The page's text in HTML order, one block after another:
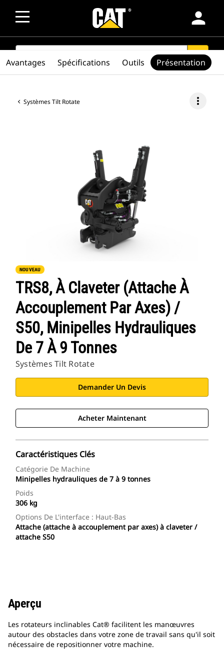
person
SEARCH search
Systèmes Tilt Rotate more_vert
NOUVEAU
TRS8, À Claveter (attache À
Accouplement Par Axes) /
S50, Minipelles Hydrauliques
De 7 À 9 Tonnes
Systèmes Tilt Rotate
Demander Un Devis
Acheter Maintenant
Caractéristiques Clés
Catégorie De Machine
Minipelles hydrauliques de 7 à 9 tonnes
Poids
306 kg
Options De L'interface : Haut-Bas
Attache (attache à accouplement par axes) à claveter /
attache S50
Avantages Spécifications Outils Présentation
Aperçu
Les rotateurs inclinables Cat® facilitent les manœuvres
autour des obstacles dans votre zone de travail sans qu'il soit
nécessaire de repositionner votre machine.